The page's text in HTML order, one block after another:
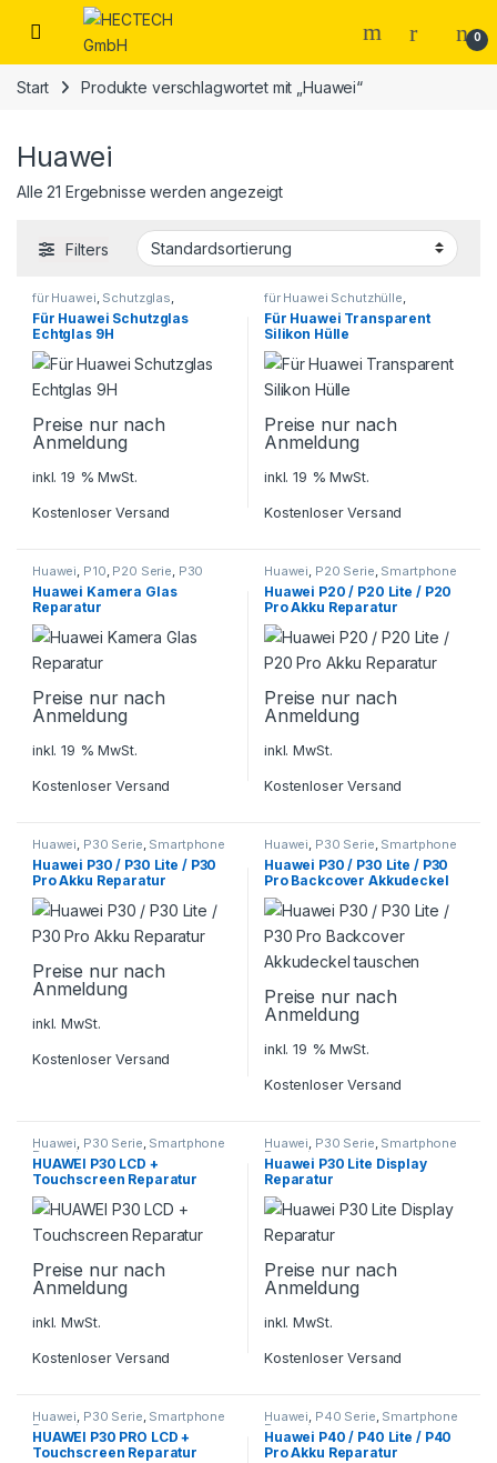
Open 0
Start Produkte verschlagwortet mit „Huawei“
Huawei
Alle 21 Ergebnisse werden angezeigt
Filters
für Huawei, Schutzglas,
Smartphone Zubehör
Für Huawei Schutzglas
Echtglas 9H
Preise nur nach
Anmeldung
inkl. 19 % MwSt.
Kostenloser Versand
für Huawei Schutzhülle,
Schutzhüllen ,Smartphone
Zubehör
Für Huawei Transparent
Silikon Hülle
Preise nur nach
Anmeldung
inkl. 19 % MwSt.
Kostenloser Versand
Huawei, P10, P20 Serie, P30
Serie P40 Serie Smartphone
Reparatur
Huawei Kamera Glas
Reparatur
Preise nur nach
Anmeldung
inkl. 19 % MwSt.
Kostenloser Versand
Huawei, P20 Serie, Smartphone
Reparatur
Huawei P20 / P20 Lite / P20
Pro Akku Reparatur
Preise nur nach
Anmeldung
inkl. MwSt.
Kostenloser Versand
Huawei, P30 Serie, Smartphone
Reparatur
Huawei P30 / P30 Lite / P30
Pro Akku Reparatur
Preise nur nach
Anmeldung
inkl. MwSt.
Kostenloser Versand
Huawei, P30 Serie, Smartphone
Reparatur
Huawei P30 / P30 Lite / P30
Pro Backcover Akkudeckel
tauschen
Preise nur nach
Anmeldung
inkl. 19 % MwSt.
Kostenloser Versand
Huawei, P30 Serie, Smartphone
Reparatur
HUAWEI P30 LCD +
Touchscreen Reparatur
Preise nur nach
Anmeldung
inkl. MwSt.
Kostenloser Versand
Huawei, P30 Serie, Smartphone
Reparatur
Huawei P30 Lite Display
Reparatur
Preise nur nach
Anmeldung
inkl. MwSt.
Kostenloser Versand
Huawei, P30 Serie, Smartphone
Reparatur
HUAWEI P30 PRO LCD +
Touchscreen Reparatur
Huawei, P40 Serie, Smartphone
Reparatur
Huawei P40 / P40 Lite / P40
Pro Akku Reparatur